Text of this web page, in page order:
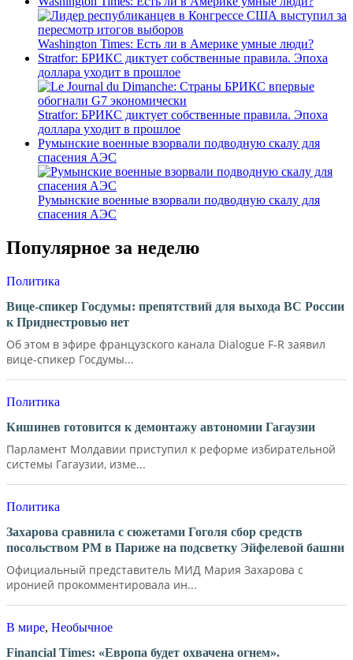
Washington Times: Есть ли в Америке умные люди?
Stratfor: БРИКС диктует собственные правила. Эпоха
доллара уходит в прошлое
Stratfor: БРИКС диктует собственные правила. Эпоха
доллара уходит в прошлое
Румынские военные взорвали подводную скалу для
спасения АЭС
Румынские военные взорвали подводную скалу для
спасения АЭС
Популярное за неделю
Политика
Вице-спикер Госдумы: препятствий для выхода ВС России
к Приднестровью нет
Об этом в эфире французского канала Dialogue F-R заявил
вице-спикер Госдумы...
Политика
Кишинев готовится к демонтажу автономии Гагаузии
Парламент Молдавии приступил к реформе избирательной
системы Гагаузии, изме...
Политика
Захарова сравнила с сюжетами Гоголя сбор средств
посольством РМ в Париже на подсветку Эйфелевой башни
Официальный представитель МИД Мария Захарова с
иронией прокомментировала ин...
В мире, Необычное
Financial Times: «Европа будет охвачена огнем».